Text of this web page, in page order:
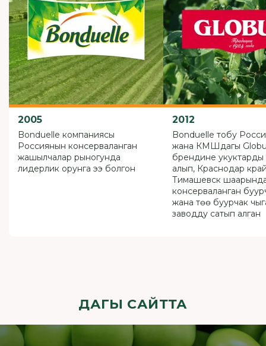
2005
Bonduelle компаниясы
Россиянын консерваланган
жашылчалар рыногунда
лидерлик орунга ээ болгон
2012
Bonduelle тобу
жана КМШдагы
брендине укуктарды
алып, Краснодар
Тимашевск
консерваланган
жана төө буурчак
заводду сатып алган
ДАГЫ САЙТТА